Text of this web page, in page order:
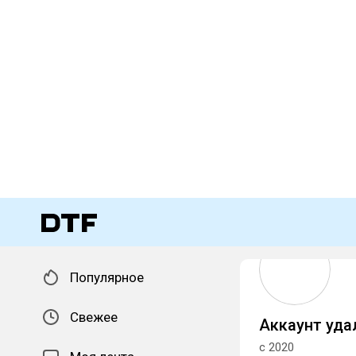
Популярное
Свежее Аккаунт
с 2020